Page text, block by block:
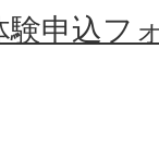
験申込フ